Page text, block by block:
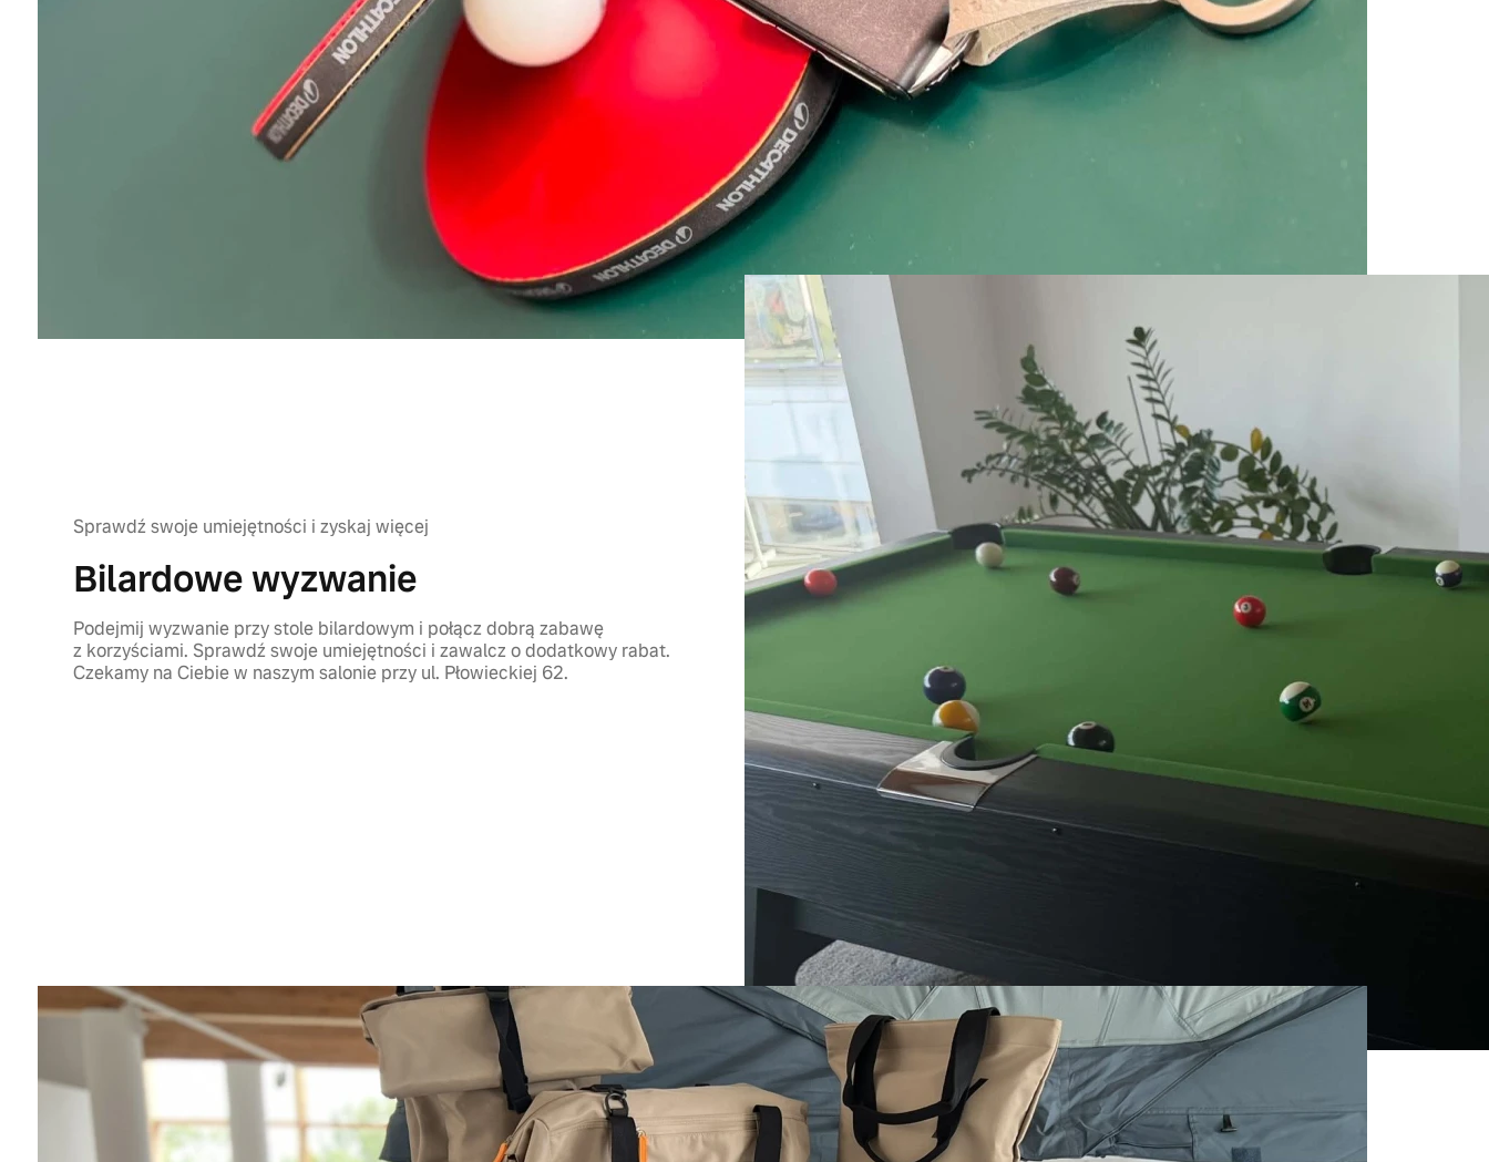
rozgrywek,
finale z nagrodami.
Zarejestruj swój udział!
Sprawdź swoje umiejętności i zyskaj więcej
Bilardowe wyzwanie
Podejmij wyzwanie przy stole bilardowym i połącz dobrą zabawę
z korzyściami. Sprawdź swoje umiejętności i zawalcz o dodatkowy rabat.
Czekamy na Ciebie w naszym salonie przy ul. Płowieckiej 62.